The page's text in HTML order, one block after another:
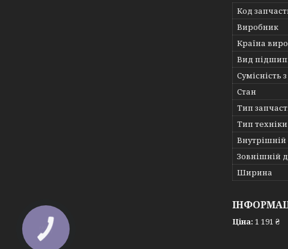
Код
Виробник
Країна
Вид
Сумісність
Стан
Тип
Тип техніки
Внутрішній
Зовнішній
Ширина
Ціна: 1 191 ₴
КНОПКА
ЗВ'ЯЗКУ